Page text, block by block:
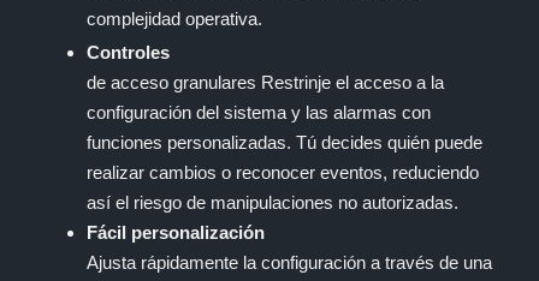
complejidad operativa.
Controles
de acceso granulares Restrinje el acceso a la
configuración del sistema y las alarmas con
funciones personalizadas. Tú decides quién puede
realizar cambios o reconocer eventos, reduciendo
así el riesgo de manipulaciones no autorizadas.
Fácil personalización
Ajusta rápidamente la configuración a través de una